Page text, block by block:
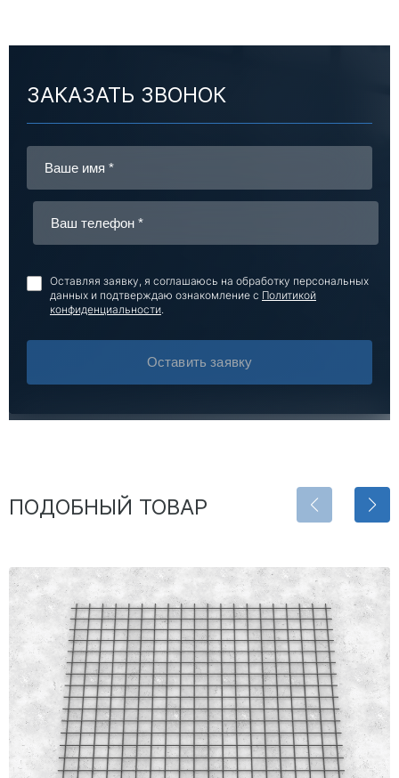
ЗАКАЗАТЬ ЗВОНОК
Оставляя заявку, я соглашаюсь на обработку персональных
данных и подтверждаю ознакомление с Политикой
конфиденциальности
Оставить заявку
ПОДОБНЫЙ ТОВАР